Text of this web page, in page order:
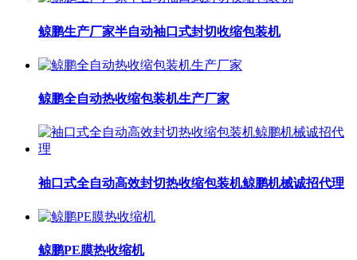
鲸鹏生产厂家半自动袖口式封切收缩包装机
鲸鹏全自动热收缩包装机生产厂家
袖口式全自动高效封切热收缩包装机鲸鹏机械诚招代理
鲸鹏PE膜热收缩机